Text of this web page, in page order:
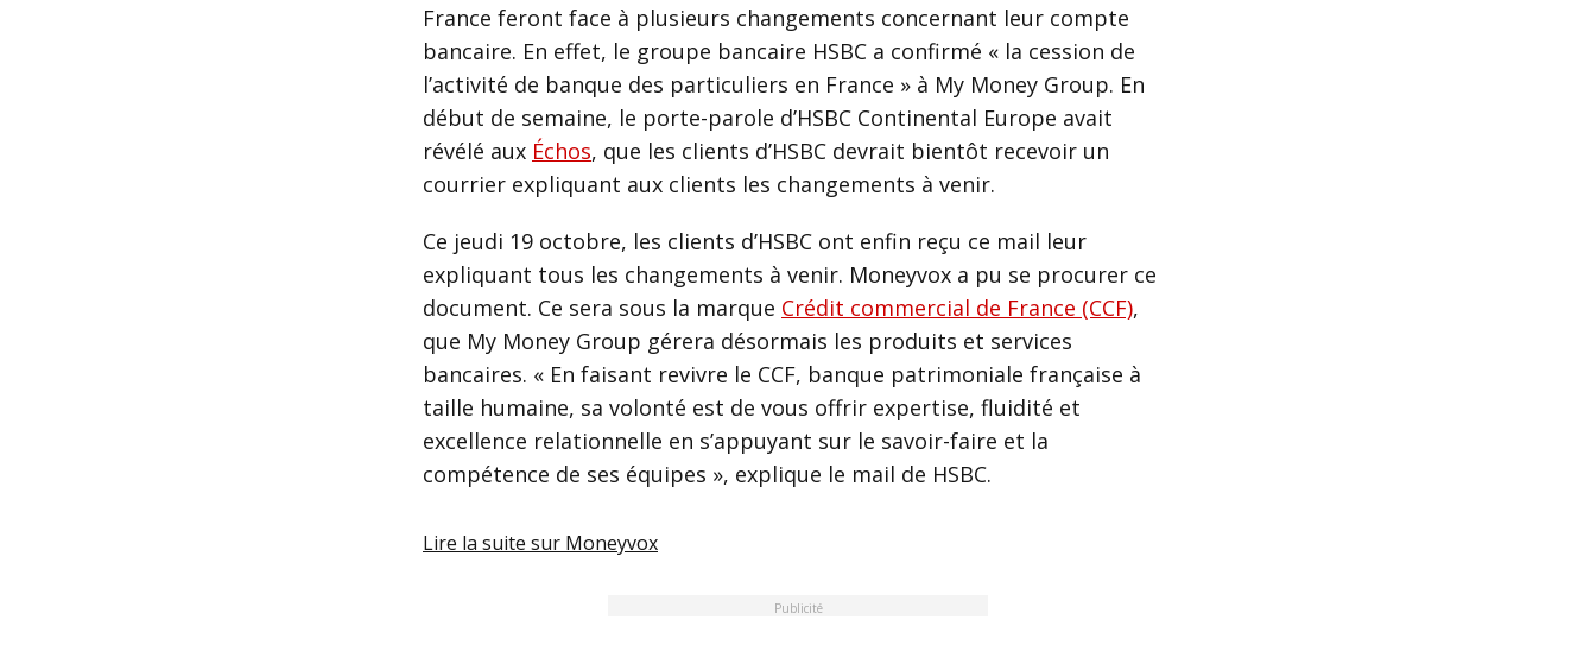
France feront face à plusieurs changements concernant leur compte
bancaire. En effet, le groupe bancaire HSBC a confirmé « la cession de
l’activité de banque des particuliers en France » à My Money Group. En
début de semaine, le porte-parole d’HSBC Continental Europe avait
révélé aux Échos, que les clients d’HSBC devrait bientôt recevoir un
courrier expliquant aux clients les changements à venir.
Ce jeudi 19 octobre, les clients d’HSBC ont enfin reçu ce mail leur
expliquant tous les changements à venir. Moneyvox a pu se procurer ce
document. Ce sera sous la marque Crédit commercial de France (CCF),
que My Money Group gérera désormais les produits et services
bancaires. « En faisant revivre le CCF, banque patrimoniale française à
taille humaine, sa volonté est de vous offrir expertise, fluidité et
excellence relationnelle en s’appuyant sur le savoir-faire et la
compétence de ses équipes », explique le mail de HSBC.
Lire la suite sur Moneyvox
Publicité